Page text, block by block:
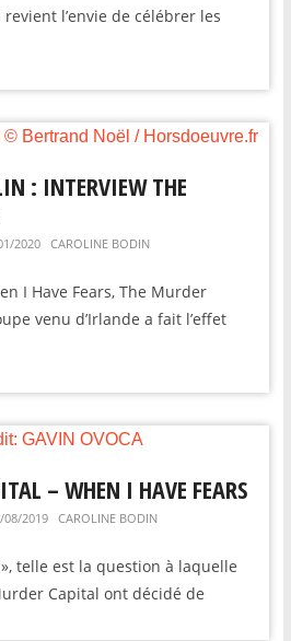
l’envie de célébrer les
: INTERVIEW THE
2020 CAROLINE BODIN
I Have Fears, The Murder
venu d’Irlande a fait l’effet
– WHEN I HAVE FEARS
08/2019 CAROLINE BODIN
telle est la question à laquelle
Capital ont décidé de